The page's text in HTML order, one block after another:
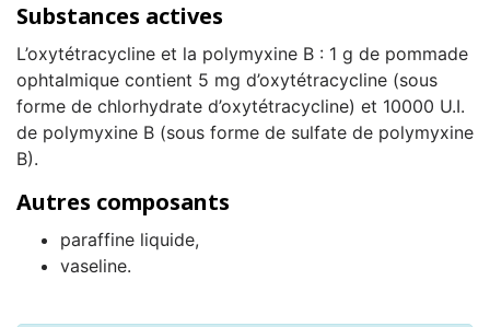
Substances actives
L’oxytétracycline et la polymyxine B : 1 g de pommade
ophtalmique contient 5 mg d’oxytétracycline (sous
forme de chlorhydrate d’oxytétracycline) et 10000 U.I.
de polymyxine B (sous forme de sulfate de polymyxine
B).
Autres composants
paraffine liquide,
vaseline.